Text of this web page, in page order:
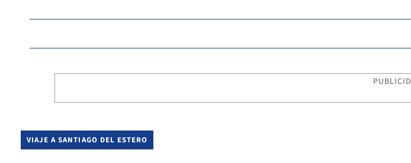
VIAJE A SANTIAGO DEL ESTERO